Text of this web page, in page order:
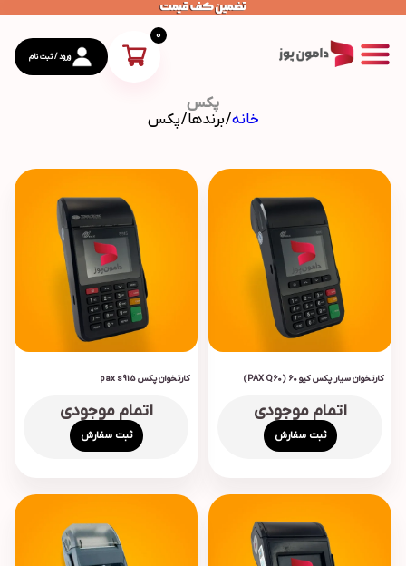
0
ورود / ثبت نام
ارتباط با دامون پوز
درباره دامون پوز
پکس
خانه/ برندها / پکس
کارتخوان سیار پکس کیو 60 (PAX Q60)
ثبت سفارش
اتمام موجودی
کارتخوان پکس pax s915
ثبت سفارش
اتمام موجودی